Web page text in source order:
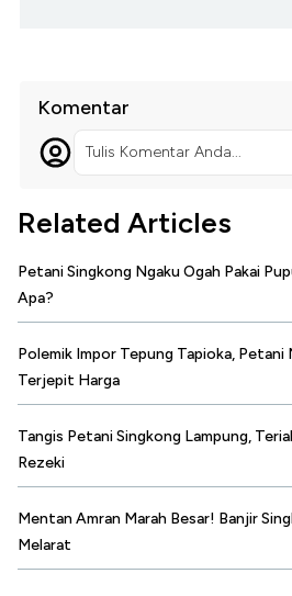
Komentar
Tulis Komentar Anda...
Related Articles
Petani Singkong Ngaku Ogah Pakai
Apa?
Polemik Impor Tepung Tapioka, Petani
Terjepit Harga
Tangis Petani Singkong Lampung,
Rezeki
Mentan Amran Marah Besar! Banjir
Melarat